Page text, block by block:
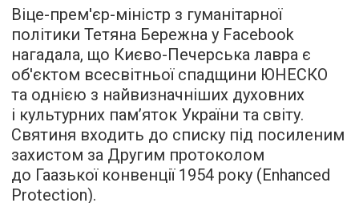
Віце-прем'єр-міністр з гуманітарної
політики Тетяна Бережна у Facebook
нагадала, що Києво-Печерська лавра є
об'єктом всесвітньої спадщини ЮНЕСКО
та однією з найвизначніших духовних
і культурних пам’яток України та світу.
Святиня входить до списку під посиленим
захистом за Другим протоколом
до Гаазької конвенції 1954 року (Enhanced
Protection).